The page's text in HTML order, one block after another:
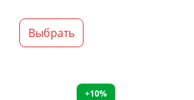
Выбрать
+10%